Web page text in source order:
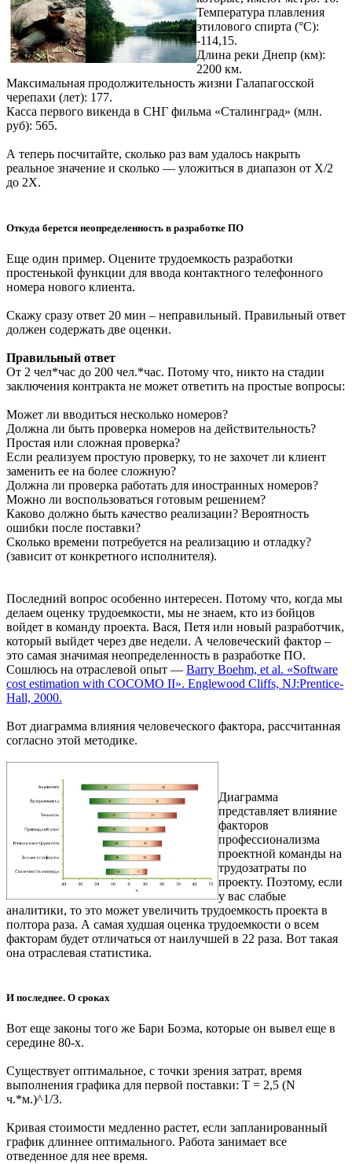
Температура плавления
этилового спирта (°С):
-114,15.
Длина реки Днепр (км):
2200 км.
Максимальная продолжительность жизни Галапагосской
черепахи (лет): 177.
Касса первого викенда в СНГ фильма «Сталинград» (млн.
руб): 565.
А теперь посчитайте, сколько раз вам удалось накрыть
реальное значение и сколько — уложиться в диапазон от Х/2
до 2Х.
Откуда берется неопределенность в разработке ПО
Еще один пример. Оцените трудоемкость разработки
простенькой функции для ввода контактного телефонного
номера нового клиента.
Скажу сразу ответ 20 мин – неправильный. Правильный ответ
должен содержать две оценки.
Правильный ответ
От 2 чел*час до 200 чел.*час. Потому что, никто на стадии
заключения контракта не может ответить на простые вопросы:
Может ли вводиться несколько номеров?
Должна ли быть проверка номеров на действительность?
Простая или сложная проверка?
Если реализуем простую проверку, то не захочет ли клиент
заменить ее на более сложную?
Должна ли проверка работать для иностранных номеров?
Можно ли воспользоваться готовым решением?
Каково должно быть качество реализации? Вероятность
ошибки после поставки?
Сколько времени потребуется на реализацию и отладку?
(зависит от конкретного исполнителя).
Последний вопрос особенно интересен. Потому что, когда мы
делаем оценку трудоемкости, мы не знаем, кто из бойцов
войдет в команду проекта. Вася, Петя или новый разработчик,
который выйдет через две недели. А человеческий фактор –
это самая значимая неопределенность в разработке ПО.
Сошлюсь на отраслевой опыт — Barry Boehm, et al. «Software
cost estimation with COCOMO II». Englewood Cliffs, NJ:Prentice-
Hall, 2000.
Вот диаграмма влияния человеческого фактора, рассчитанная
согласно этой методике.
Диаграмма
представляет влияние
факторов
профессионализма
проектной команды на
трудозатраты по
проекту. Поэтому, если
у вас слабые
аналитики, то это может увеличить трудоемкость проекта в
полтора раза. А самая худшая оценка трудоемкости о всем
факторам будет отличаться от наилучшей в 22 раза. Вот такая
она отраслевая статистика.
И последнее. О сроках
Вот еще законы того же Бари Боэма, которые он вывел еще в
середине 80-х.
Существует оптимальное, с точки зрения затрат, время
выполнения графика для первой поставки: T = 2,5 (N
ч.*м.)^1/3.
Кривая стоимости медленно растет, если запланированный
график длиннее оптимального. Работа занимает все
отведенное для нее время.